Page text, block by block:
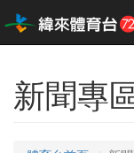
新聞專